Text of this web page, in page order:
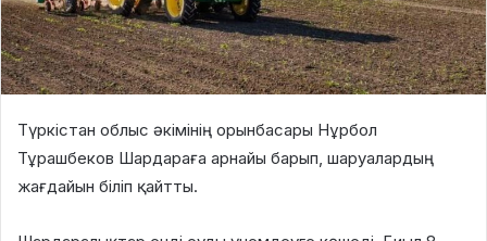
Түркістан облыс әкімінің орынбасары Нұрбол
Тұрашбеков Шардараға арнайы барып, шаруалардың
жағдайын біліп қайтты.